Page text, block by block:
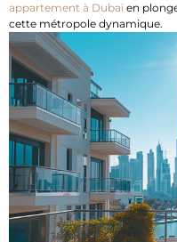
appartement à Dubaï en
cette métropole dynamique.